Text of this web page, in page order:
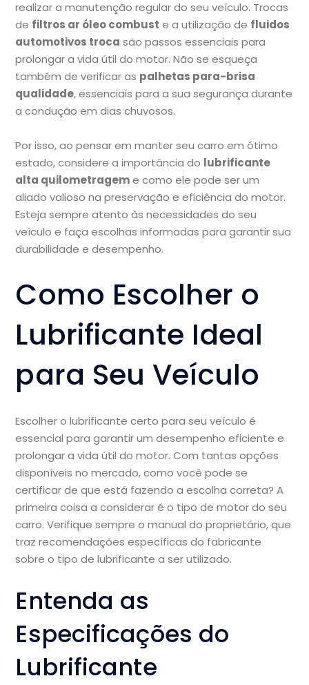
realizar a manutenção regular do seu veículo. Trocas
de filtros ar óleo combust e a utilização de fluidos
automotivos troca são passos essenciais para
prolongar a vida útil do motor. Não se esqueça
também de verificar as palhetas para-brisa
qualidade, essenciais para a sua segurança durante
a condução em dias chuvosos.
Por isso, ao pensar em manter seu carro em ótimo
estado, considere a importância do lubrificante
alta quilometrageme como ele pode ser um
aliado valioso na preservação e eficiência do motor.
Esteja sempre atento às necessidades do seu
veículo e faça escolhas informadas para garantir sua
durabilidade e desempenho.
Como Escolher o
Lubrificante Ideal
para Seu Veículo
Escolher o lubrificante certo para seu veículo é
essencial para garantir um desempenho eficiente e
prolongar a vida útil do motor. Com tantas opções
disponíveis no mercado, como você pode se
certificar de que está fazendo a escolha correta? A
primeira coisa a considerar é o tipo de motor do seu
carro. Verifique sempre o manual do proprietário, que
traz recomendações específicas do fabricante
sobre o tipo de lubrificante a ser utilizado.
Entenda as
Especificações do
Lubrificante